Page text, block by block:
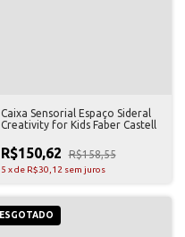
Caixa Sensorial Espaço Sideral
Creativity for Kids Faber Castell
R$150,62 R$158,55
5 xde R$30,12 sem juros
ESGOTADO